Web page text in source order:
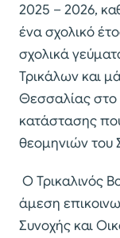
2025 – 2026,
ένα σχολικό
σχολικά
Τρικάλων και
Θεσσαλίας στο
κατάστασης
θεομηνιών του
Ο Τρικαλινός
άμεση
Συνοχής και